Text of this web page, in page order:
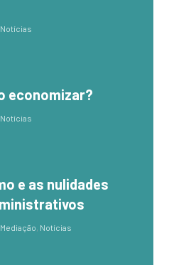
Notícias
economizar?
Notícias
e as nulidades
Mediação, Notícias